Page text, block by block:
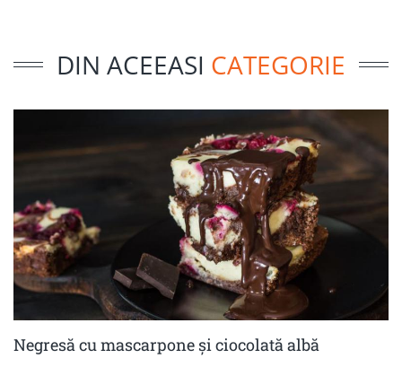
DIN ACEEASI CATEGORIE
Negresă cu mascarpone și ciocolată albă